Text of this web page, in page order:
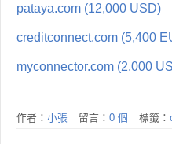
pataya.com (12,000 USD)
creditconnect.com (5,400
myconnector.com (2,000
作者： 小張 留言： 0 個 標籤：